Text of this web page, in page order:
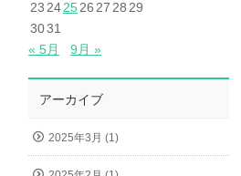
23 242526 27 28 29
3031
« 5月
9月 »
アーカイブ
2025年3月 (1)